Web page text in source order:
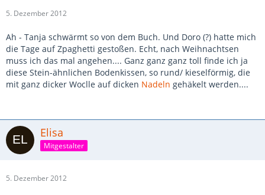
5. Dezember 2012
Ah - Tanja schwärmt so von dem Buch. Und Doro (?) hatte mich
die Tage auf Zpaghetti gestoßen. Echt, nach Weihnachtsen
muss ich das mal angehen.... Ganz ganz ganz toll finde ich ja
diese Stein-ähnlichen Bodenkissen, so rund/ kieselförmig, die
mit ganz dicker Woclle auf dicken Nadeln gehäkelt werden....
Elisa
Mitgestalter
5. Dezember 2012